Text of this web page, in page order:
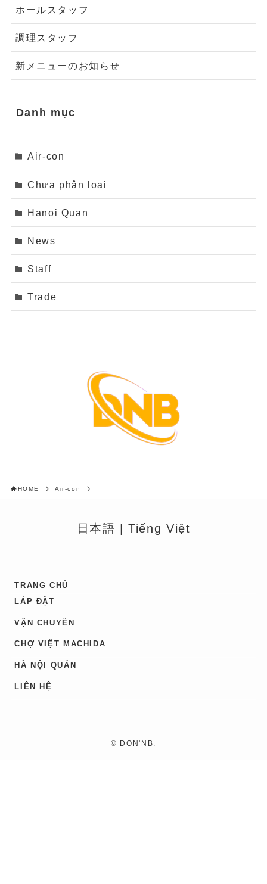
ホールスタッフ
調理スタッフ
新メニューのお知らせ
Danh mục
Air-con
Chưa phân loại
Hanoi Quan
News
Staff
Trade
HOME Air-con
日本語 |Tiếng Việt
TRANG CHỦ
LẮP ĐẶT
VẬN CHUYỂN
CHỢ VIỆT MACHIDA
HÀ NỘI QUÁN
LIÊN HỆ
© DON'NB.